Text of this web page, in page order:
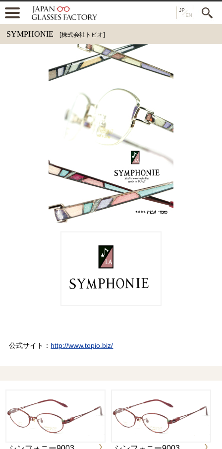
SYMPHONIE [株式会社トピオ]
公式サイト： http://www.topio.biz/